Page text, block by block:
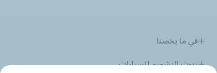
في ما يخصنا
زيوت التشحيم للسيارات